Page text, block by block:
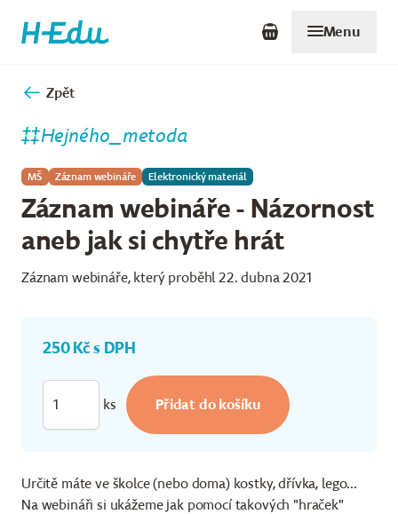
Menu
Zpět
Hejného_metoda
MŠ Záznam webináře Elektronický materiál
Záznam webináře - Názornost
aneb jak si chytře hrát
Záznam webináře, který proběhl 22. dubna 2021
250 Kč s DPH
ks
Určitě máte ve školce (nebo doma) kostky, dřívka, lego...
Na webináři si ukážeme jak pomocí takových "hraček"